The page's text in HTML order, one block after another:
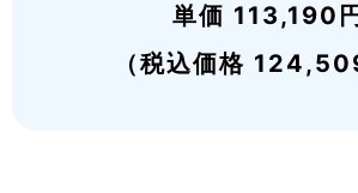
単価 113,190円
（税込価格